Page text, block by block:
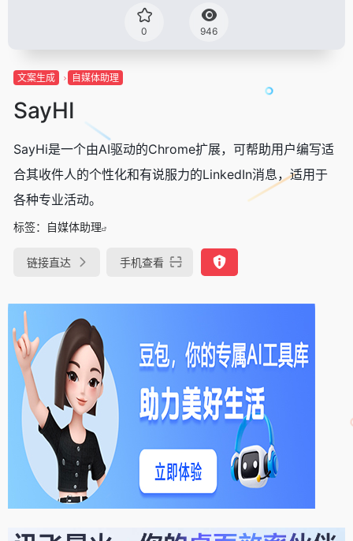
0 946
文案生成 自媒体助理
SayHI
SayHi是一个由AI驱动的Chrome扩展，可帮助用户编写适
合其收件人的个性化和有说服力的LinkedIn消息，适用于
各种专业活动。
标签： 自媒体助理
链接直达 手机查看